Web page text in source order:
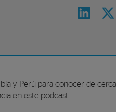
y Perú para conocer de
en este podcast.